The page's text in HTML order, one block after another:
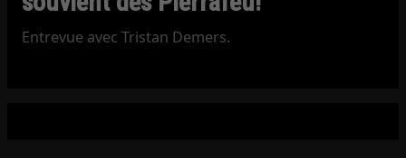
Entrevue avec Tristan Demers.